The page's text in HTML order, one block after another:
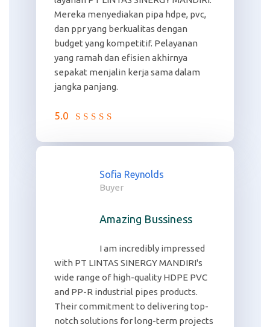
Mereka menyediakan pipa hdpe, pvc,
dan ppr yang berkualitas dengan
budget yang kompetitif. Pelayanan
yang ramah dan efisien akhirnya
sepakat menjalin kerja sama dalam
jangka panjang.
5.0
Sofia Reynolds
Buyer
Amazing Bussiness
I am incredibly impressed
with PT LINTAS SINERGY MANDIRI's
wide range of high-quality HDPE PVC
and PP-R industrial pipes products.
Their commitment to delivering top-
notch solutions for long-term projects